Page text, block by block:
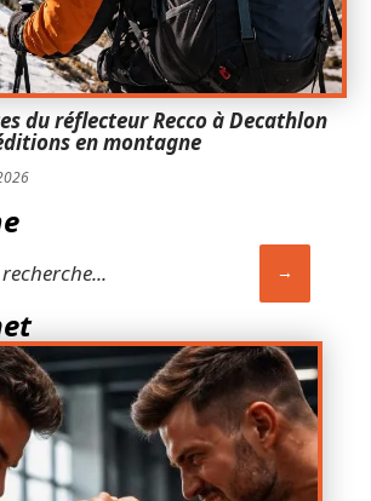
du réflecteur Recco à Decathlon
en montagne